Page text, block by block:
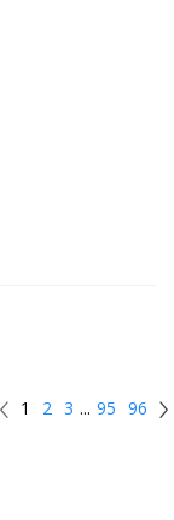
1 2 3 ... 95 96